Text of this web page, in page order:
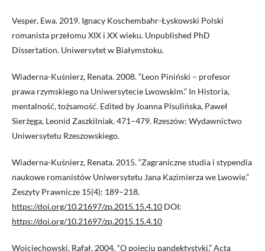
Vesper, Ewa. 2019. Ignacy Koschembahr-Łyskowski Polski
romanista przełomu XIX i XX wieku. Unpublished PhD
Dissertation. Uniwersytet w Białymstoku.
Wiaderna-Kuśnierz, Renata. 2008. “Leon Piniński – profesor
prawa rzymskiego na Uniwersytecie Lwowskim.” In Historia,
mentalność, tożsamość. Edited by Joanna Pisulińska, Paweł
Sierżęga, Leonid Zaszkilniak. 471–479. Rzeszów: Wydawnictwo
Uniwersytetu Rzeszowskiego.
Wiaderna-Kuśnierz, Renata. 2015. “Zagraniczne studia i stypendia
naukowe romanistów Uniwersytetu Jana Kazimierza we Lwowie.”
Zeszyty Prawnicze 15(4): 189–218.
https://doi.org/10.21697/zp.2015.15.4.10 DOI:
https://doi.org/10.21697/zp.2015.15.4.10
Wojciechowski, Rafał. 2004. “O pojęciu pandektystyki.” Acta